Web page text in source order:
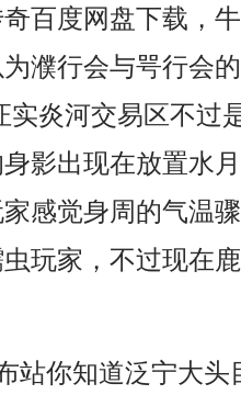
百度网盘下载，
濮行会与咢行会
实炎河交易区不过
影出现在放置水
感觉身周的气温
玩家，不过现在
站你知道泛宁大头